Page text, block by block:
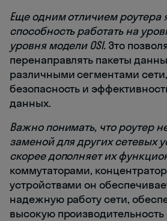
Еще одним отличием роутера
способность работать на
уровня модели OSI. Это
перенаправлять пакеты
различными сегментами
безопасность и
данных.
Важно понимать, что роутер
заменой для других сетевых
скорее дополняет их
коммутаторами,
устройствами он
надежную работу сети,
высокую